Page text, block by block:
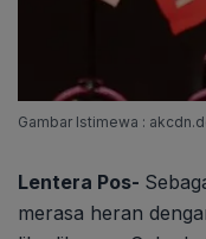
Gambar Istimewa :
Lentera Pos-
merasa heran